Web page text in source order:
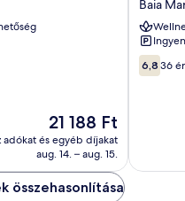
Az
ár
21 188 Ft
21 188 Ft
adókat és egyéb díjakat
aug. 14. – aug. 15.
Baia
Mare
Baia
6.8
6,8 36
összehasonlítása